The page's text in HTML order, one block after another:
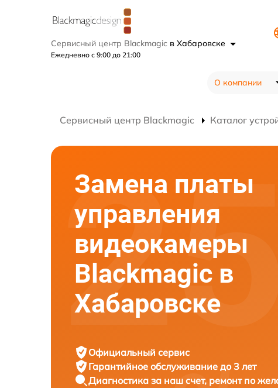
Сервисный центр Blackmagic в Хабаровске
Ежедневно с 9:00 до 21:00
О компании
Сервисный центр Blackmagic Каталог
Замена платы
управления
видеокамеры
Blackmagic в
Хабаровске
Официальный сервис
Гарантийное обслуживание до 3 лет
Диагностика за наш счет, ремонт по